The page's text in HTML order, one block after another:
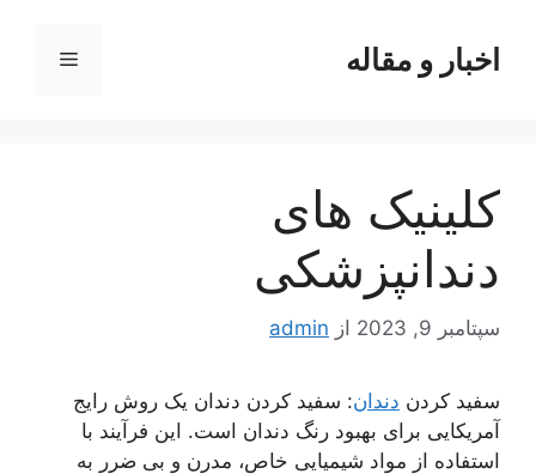
محتوااخبار و مقاله فهرست
کلینیک های
دندانپزشکی
سپتامبر 9, 2023 از admin
سفید کردن دندان: سفید کردن دندان یک روش رایج
آمریکایی برای بهبود رنگ دندان است. این فرآیند با
استفاده از مواد شیمیایی خاص، مدرن و بی ضرر به